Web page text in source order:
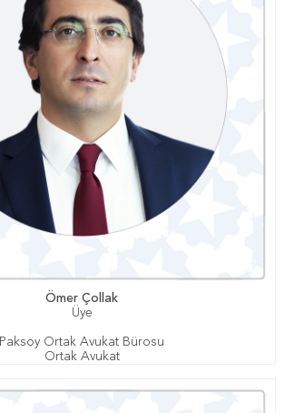
Ömer Çollak
Üye
Paksoy Ortak Avukat Bürosu
Ortak Avukat